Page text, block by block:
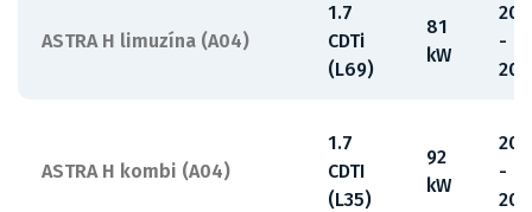
ASTRA H limuzína (A04)
1.7
CDTi
(L69)
81
kW
-
ASTRA H kombi (A04)
1.7
CDTI
(L35)
92
kW
-